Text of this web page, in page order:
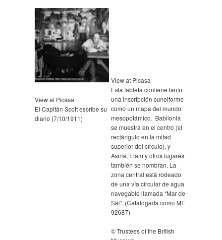
View at Picasa
El Capitán Scott escribe su
diario (7/10/1911)
View at Picasa
Esta tableta contiene tanto
una inscripción cuneiforme
como un mapa del mundo
mesopotámico. Babilonia
se muestra en el centro (el
rectángulo en la mitad
superior del círculo), y
Asiria, Elam y otros lugares
también se nombran. La
zona central está rodeado
de una vía circular de agua
navegable llamada “Mar de
Sal”. (Catalogada como ME
92687)
© Trustees of the British